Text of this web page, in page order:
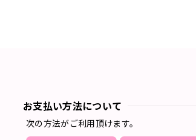
お支払い方法について
次の方法がご利用頂けます。